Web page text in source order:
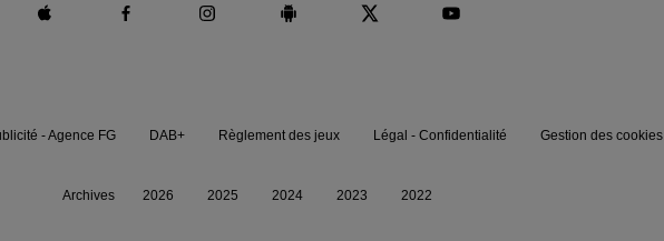
- Agence FG DAB+ Règlement des jeux Légal - Confidentialité Gestion des cookies
Archives 2026 2025 2024 2023 2022